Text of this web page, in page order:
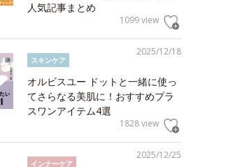
人気記事まとめ
1099 view
2025/12/18
スキンケア
オルビスユー ドットと一緒に使っ
てさらなる美肌に！おすすめプラ
スワンアイテム4選
1828 view
2025/12/25
インナーケア